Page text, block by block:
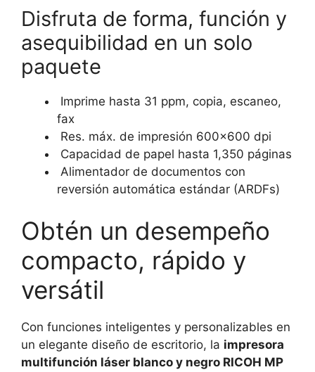
Disfruta de forma, función y
asequibilidad en un solo
paquete
Imprime hasta 31 ppm, copia, escaneo,
fax
Res. máx. de impresión 600×600 dpi
Capacidad de papel hasta 1,350 páginas
Alimentador de documentos con
reversión automática estándar (ARDFs)
Obtén un desempeño
compacto, rápido y
versátil
Con funciones inteligentes y personalizables en
un elegante diseño de escritorio, la impresora
multifunción láser blanco y negro RICOH MP